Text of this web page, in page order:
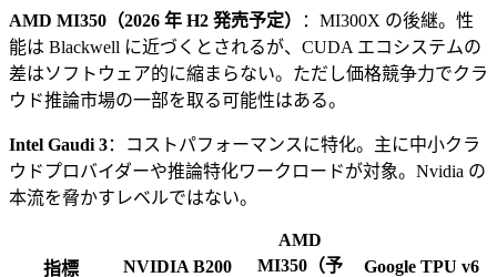
AMD MI350（2026 年 H2 発売予定）
：MI300X の後継。性
能は Blackwell に近づくとされるが、CUDA エコシステムの
差はソフトウェア的に縮まらない。ただし価格競争力でクラ
ウド推論市場の一部を取る可能性はある。
Intel Gaudi 3：コストパフォーマンスに特化。主に中小クラ
ウドプロバイダーや推論特化ワークロードが対象。Nvidia の
本流を脅かすレベルではない。
指標 NVIDIA B200
AMD
MI350（予
Google TPU v6